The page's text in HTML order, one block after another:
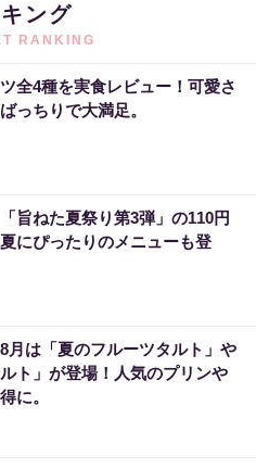
ング
RANKING
全4種を実食レビュー！可愛さ
っちりで大満足。
「旨ねた夏祭り第3弾」の110円
にぴったりのメニューも登
8月は「夏のフルーツタルト」や
ルト」が登場！人気のプリンや
に。